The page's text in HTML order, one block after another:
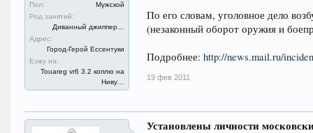
Пол:
Мужской
Род занятий:
Диванный джиппер…
Адрес:
Город-Герой Ессентуки
Езжу на:
Touareg vr6 3.2 коплю на
Ниву…
По его словам, уголовное дело
(незаконный оборот оружия и
Подробнее: http://news.mail.ru/
19 фев 2011
Установлены личности